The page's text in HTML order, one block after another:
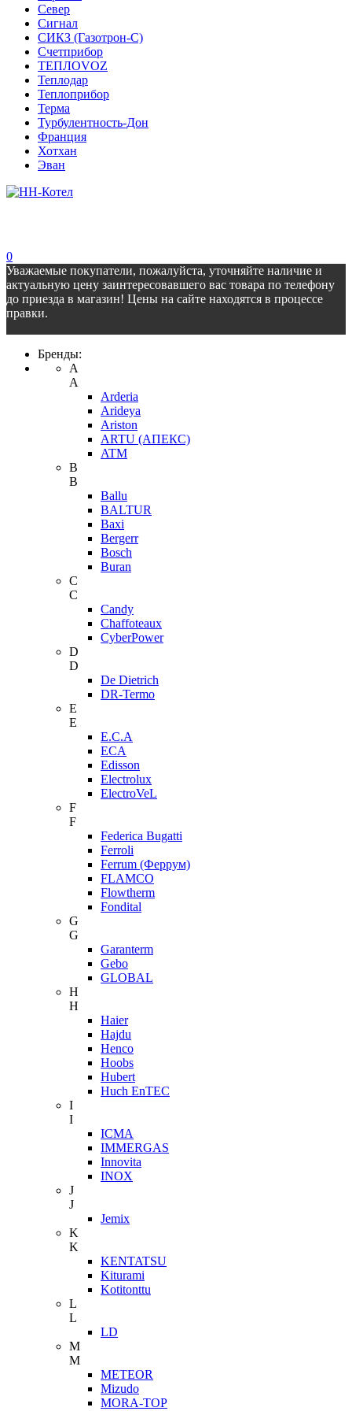
Север
Сигнал
СИКЗ (Газотрон-С)
Счетприбор
ТЕПЛОVOZ
Теплодар
Теплоприбор
Терма
Турбулентность-Дон
Франция
Хотхан
Эван
0
Уважаемые покупатели, пожалуйста, уточняйте наличие и
актуальную цену заинтересовавшего вас товара по телефону
до приезда в магазин! Цены на сайте находятся в процессе
правки.
Бренды:
A
A
Arderia
Arideya
Ariston
ARTU (АПЕКС)
ATM
B
B
Ballu
BALTUR
Baxi
Bergerr
Bosch
Buran
C
C
Candy
Chaffoteaux
CyberPower
D
D
De Dietrich
DR-Termo
E
E
E.C.A
ECA
Edisson
Electrolux
ElectroVeL
F
F
Federica Bugatti
Ferroli
Ferrum (Феррум)
FLAMCO
Flowtherm
Fondital
G
G
Garanterm
Gebo
GLOBAL
H
H
Haier
Hajdu
Henco
Hoobs
Hubert
Huch EnTEC
I
I
ICMA
IMMERGAS
Innovita
INOX
J
J
Jemix
K
K
KENTATSU
Kiturami
Kotitonttu
L
L
LD
M
M
METEOR
Mizudo
MORA-TOP